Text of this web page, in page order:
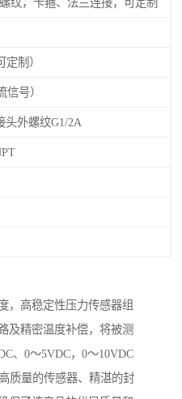
制）
信号）
头外螺纹G1/2A
，高稳定性压力传感器组
及精密温度补偿，将被测
、0～5VDC，0～10VDC
质量的传感器、精湛的封